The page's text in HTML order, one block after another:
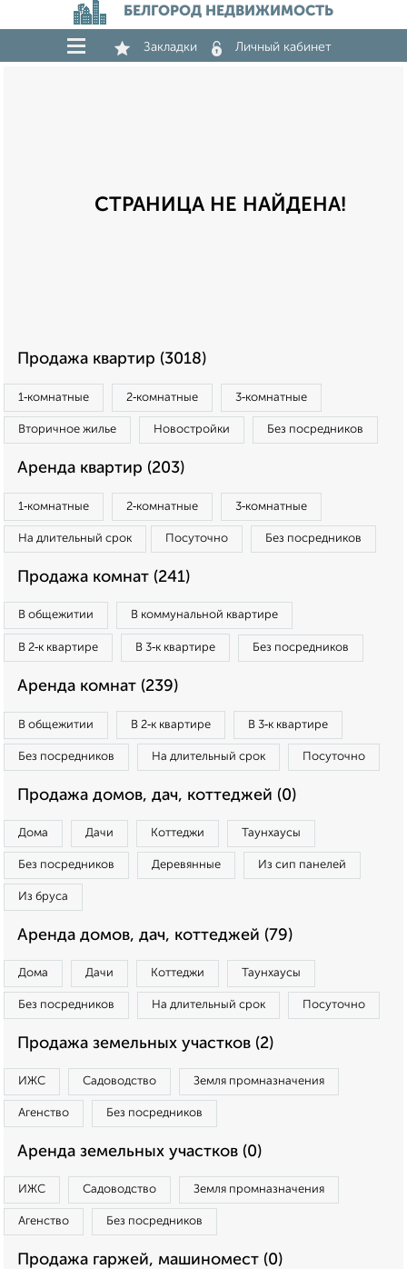
БЕЛГОРОД НЕДВИЖИМОСТЬ
Закладки Личный кабинет
СТРАНИЦА НЕ НАЙДЕНА!
Продажа квартир (3018)
1‑комнатные 2‑комнатные 3‑комнатные
Вторичное жилье Новостройки Без посредников
Аренда квартир (203)
1‑комнатные 2‑комнатные 3‑комнатные
На длительный срок Посуточно Без посредников
Продажа комнат (241)
В общежитии В коммунальной квартире
В 2‑к квартире В 3‑к квартире Без посредников
Аренда комнат (239)
В общежитии В 2‑к квартире В 3‑к квартире
Без посредников На длительный срок Посуточно
Продажа домов, дач, коттеджей (0)
Дома Дачи Коттеджи Таунхаусы
Без посредников Деревянные Из сип панелей
Из бруса
Аренда домов, дач, коттеджей (79)
Дома Дачи Коттеджи Таунхаусы
Без посредников На длительный срок Посуточно
Продажа земельных участков (2)
ИЖС Садоводство Земля промназначения
Агенство Без посредников
Аренда земельных участков (0)
ИЖС Садоводство Земля промназначения
Агенство Без посредников
Продажа гаржей, машиномест (0)